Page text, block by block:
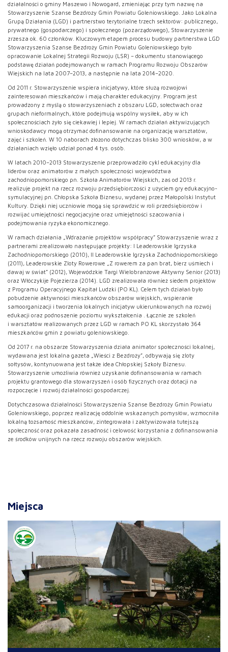
działalności o gminy Maszewo i Nowogard, zmieniając przy tym nazwę na
Stowarzyszenie Szanse Bezdroży Gmin Powiatu Goleniowskiego. Jako Lokalna
Grupą Działania (LGD) i partnerstwo terytorialne trzech sektorów: publicznego,
prywatnego (gospodarczego) i społecznego (pozarządowego), Stowarzyszenie
zrzesza ok. 60 członków. Kluczowym etapem procesu budowy partnerstwa LGD
Stowarzyszenia Szanse Bezdroży Gmin Powiatu Goleniowskiego było
opracowanie Lokalnej Strategii Rozwoju (LSR) – dokumentu stanowiącego
podstawę działań podejmowanych w ramach Programu Rozwoju Obszarów
Wiejskich na lata 2007–2013, a następnie na lata 2014–2020.
Od 2011 r. Stowarzyszenie wspiera inicjatywy, które służą rozwojowi
zainteresowań mieszkańców i mają charakter edukacyjny. Program jest
prowadzony z myślą o stowarzyszeniach z obszaru LGD, sołectwach oraz
grupach nieformalnych, które podejmują wspólny wysiłek, aby w ich
społecznościach żyło się ciekawiej i lepiej. W ramach działań aktywizujących
wnioskodawcy mogą otrzymać dofinansowanie na organizację warsztatów,
zajęć i szkoleń. W 10 naborach złożono dotychczas blisko 300 wniosków, a w
działaniach wzięło udział ponad 4 tys. osób.
W latach 2010–2013 Stowarzyszenie przeprowadziło cykl edukacyjny dla
liderów oraz animatorów z małych społeczności województwa
zachodniopomorskiego pn. Szkoła Animatorów Wiejskich, zaś od 2013 r.
realizuje projekt na rzecz rozwoju przedsiębiorczości z użyciem gry edukacyjno-
symulacyjnej pn. Chłopska Szkoła Biznesu, wydanej przez Małopolski Instytut
Kultury. Dzięki niej uczniowie mogą się sprawdzić w roli przedsiębiorców i
rozwijać umiejętności negocjacyjne oraz umiejętności szacowania i
podejmowania ryzyka ekonomicznego.
W ramach działania „Wdrażanie projektów współpracy” Stowarzyszenie wraz z
partnerami zrealizowało następujące projekty: I Leaderowskie Igrzyska
Zachodniopomorskiego (2010), II Leaderowskie Igrzyska Zachodniopomorskiego
(2011), Leaderowskie Zloty Rowerowe „Z rowerem za pan brat, bierz uśmiech i
dawaj w świat” (2012), Wojewódzkie Targi Wielobranżowe Aktywny Senior (2013)
oraz Włóczykije Pojezierza (2014). LGD zrealizowała również siedem projektów
z Programu Operacyjnego Kapitał Ludzki (PO KL). Celem tych działań było
pobudzenie aktywności mieszkańców obszarów wiejskich, wspieranie
samoorganizacji i tworzenia lokalnych inicjatyw ukierunkowanych na rozwój
edukacji oraz podnoszenie poziomu wykształcenia . Łącznie ze szkoleń
i warsztatów realizowanych przez LGD w ramach PO KL skorzystało 364
mieszkańców gmin z powiatu goleniowskiego.
Od 2017 r. na obszarze Stowarzyszenia działa animator społeczności lokalnej,
wydawana jest lokalna gazeta „Wieści z Bezdroży”, odbywają się zloty
sołtysów, kontynuowana jest także idea Chłopskiej Szkoły Biznesu.
Stowarzyszenie umożliwia również uzyskanie dofinansowania w ramach
projektu grantowego dla stowarzyszeń i osób fizycznych oraz dotacji na
rozpoczęcie i rozwój działalności gospodarczej.
Dotychczasowa działalności Stowarzyszenia Szanse Bezdroży Gmin Powiatu
Goleniowskiego, poprzez realizację oddolnie wskazanych pomysłów, wzmocniła
lokalną tożsamość mieszkańców, zintegrowała i zaktywizowała tutejszą
społeczność oraz pokazała zasadność i celowość korzystania z dofinansowania
ze środków unijnych na rzecz rozwoju obszarów wiejskich.
Miejsca